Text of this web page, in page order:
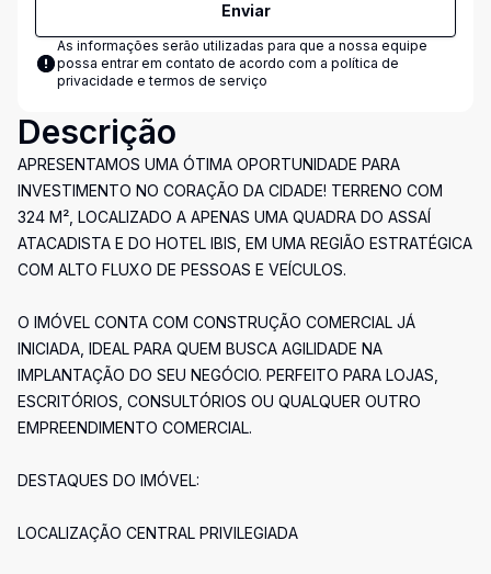
Enviar
As informações serão utilizadas para que a nossa equipe
possa entrar em contato de acordo com a política de
privacidade e termos de serviço
Descrição
APRESENTAMOS UMA ÓTIMA OPORTUNIDADE PARA
INVESTIMENTO NO CORAÇÃO DA CIDADE! TERRENO COM
324 M², LOCALIZADO A APENAS UMA QUADRA DO ASSAÍ
ATACADISTA E DO HOTEL IBIS, EM UMA REGIÃO ESTRATÉGICA
COM ALTO FLUXO DE PESSOAS E VEÍCULOS.
O IMÓVEL CONTA COM CONSTRUÇÃO COMERCIAL JÁ
INICIADA, IDEAL PARA QUEM BUSCA AGILIDADE NA
IMPLANTAÇÃO DO SEU NEGÓCIO. PERFEITO PARA LOJAS,
ESCRITÓRIOS, CONSULTÓRIOS OU QUALQUER OUTRO
EMPREENDIMENTO COMERCIAL.
DESTAQUES DO IMÓVEL:
LOCALIZAÇÃO CENTRAL PRIVILEGIADA